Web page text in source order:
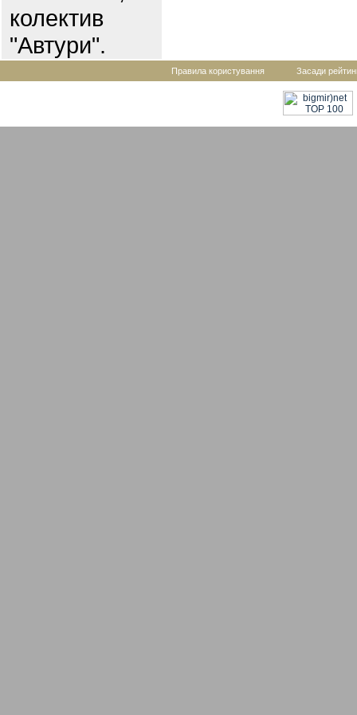
колектив
"Автури".
Правила користування Засади